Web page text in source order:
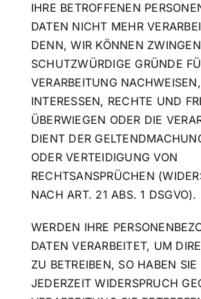
IHRE BETROFFENEN
DATEN NICHT MEHR
DENN, WIR KÖNNEN
SCHUTZWÜRDIGE GRÜNDE
VERARBEITUNG
INTERESSEN, RECHTE UND
ÜBERWIEGEN ODER DIE
DIENT DER
ODER VERTEIDIGUNG VON
RECHTSANSPRÜCHEN
NACH ART. 21 ABS. 1 DSGVO).
WERDEN IHRE
DATEN VERARBEITET, UM
ZU BETREIBEN, SO HABEN SIE
JEDERZEIT WIDERSPRUCH